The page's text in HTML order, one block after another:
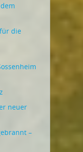
die
neuer
–